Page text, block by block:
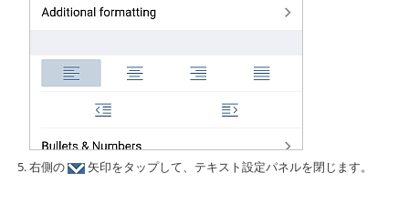
右側の 矢印をタップして、テキスト設定パネルを閉じます。